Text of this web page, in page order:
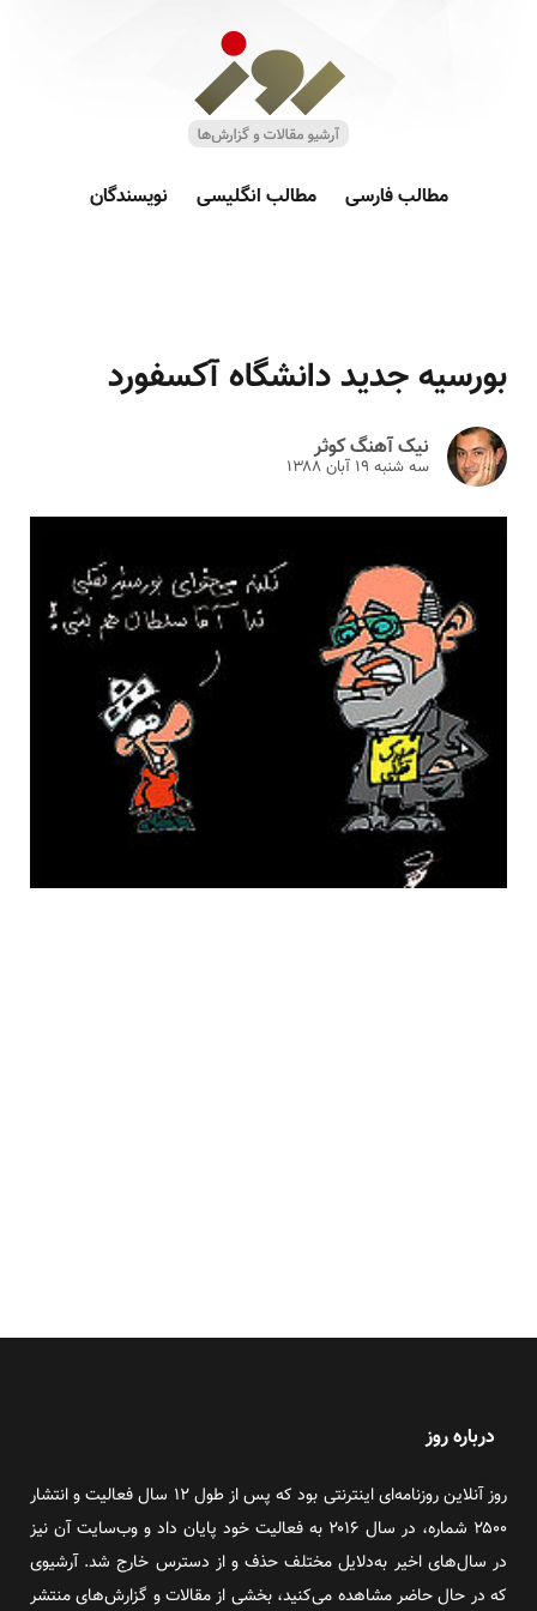
مطالب فارسی مطالب انگلیسی نویسندگان
بورسیه جدید دانشگاه آکسفورد
نیک آهنگ کوثر
سه شنبه ۱۹ آبان ۱۳۸۸
درباره روز
روز آنلاین روزنامه‌ای اینترنتی بود که پس از طول ۱۲ سال فعالیت و انتشار
۲۵۰۰ شماره، در سال ۲۰۱۶ به فعالیت خود پایان داد و وب‌سایت آن نیز
در سال‌های اخیر به‌دلایل مختلف حذف و از دسترس خارج شد. آرشیوی
که در حال حاضر مشاهده می‌کنید، بخشی از مقالات و گزارش‌های منتشر